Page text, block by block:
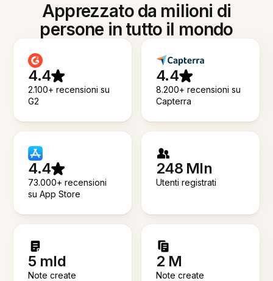
Apprezzato da milioni di
persone in tutto il mondo
4.4
2.100+ recensioni su
G2
4.4
8.200+ recensioni su
Capterra
4.4
73.000+ recensioni
su App Store
248 Mln
Utenti registrati
5 mld
Note create
2 M
Note create